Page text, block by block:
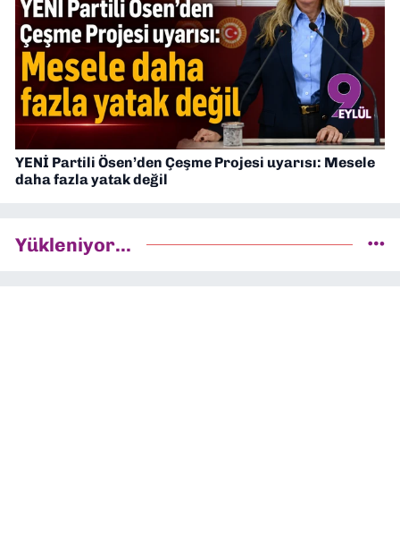
YENİ Partili Ösen’den Çeşme Projesi uyarısı: Mesele
daha fazla yatak değil
Yükleniyor...